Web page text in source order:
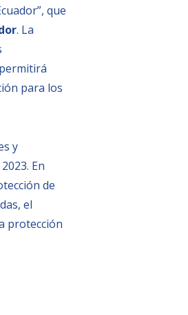
que
. La
para los
y
En
de
el
protección